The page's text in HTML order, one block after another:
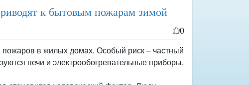
к бытовым пожарам зимой
0
пожаров в жилых домах. Особый риск – частный
печи и электрообогревательные приборы.